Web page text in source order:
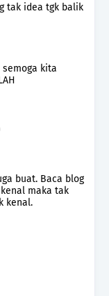
tak idea tgk balik
semoga kita
buat. Baca blog
maka tak
kenal.